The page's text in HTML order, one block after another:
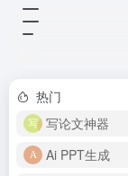
热门
写论文神器
Ai PPT生成